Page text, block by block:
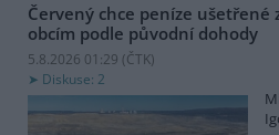
Červený chce peníze
obcím podle původní dohody
5.8.2026 01:29 (ČTK)
Diskuse: 2